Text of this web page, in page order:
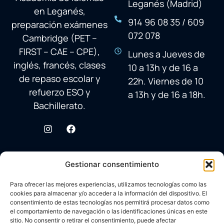
Gestionar consentimiento
Para ofrecer las mejores experiencias, utilizamos tecnologías como las
cookies para almacenar y/o acceder a la información del dispositivo. El
consentimiento de estas tecnologías nos permitirá procesar datos como
el comportamiento de navegación o las identificaciones únicas en este
sitio. No consentir o retirar el consentimiento, puede afectar
en Leganés,
preparación exámenes
Cambridge (PET –
FIRST – CAE – CPE),
inglés, francés, clases
de repaso escolar y
refuerzo ESO y
Bachillerato.
Leganés (Madrid)
914 96 08 35 / 609
072 078
Lunes a Jueves de
10 a 13h y de 16 a
22h. Viernes de 10
a 13h y de 16 a 18h.